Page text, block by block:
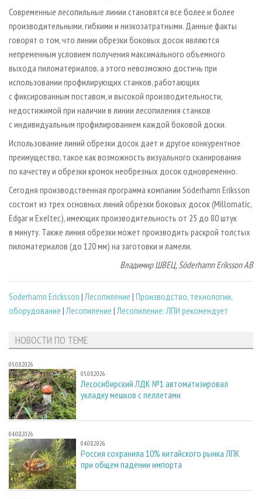
Современные лесопильные линии становятся все более и более
производительными, гибкими и низкозатратными. Данные факты
говорят о том, что линии обрезки боковых досок являются
непременным условием получения максимального объемного
выхода пиломатериалов, а этого невозможно достичь при
использовании профилирующих станков, работающих
с фиксированным поставом, и высокой производительности,
недостижимой при наличии в линии лесопиления станков
с индивидуальным профилированием каждой боковой доски.
Использование линий обрезки досок дает и другое конкурентное
преимущество, такое как возможность визуального сканирования
по качеству и обрезки кромок необрезных досок одновременно.
Сегодня производственная программа компании Söderhamn Eriksson
состоит из трех основных линий обрезки боковых досок (Millomatic,
Edgar и Exeltec), имеющих производительность от 25 до 80 штук
в минуту. Также линия обрезки может производить раскрой толстых
пиломатериалов (до 120 мм) на заготовки и ламели.
Владимир ШВЕЦ, Söderhamn Eriksson AB
Soderhamn Ericksson |Лесопиление | Производство, технологии,
оборудование |Лесопиление |Лесопиление: ЛПИ рекомендует
НОВОСТИ ПО ТЕМЕ
05.08.2026
05.08.2026
Лесосибирский ЛДК №1 автоматизировал
укладку мешков с пеллетами
04.08.2026
04.08.2026
Россия сохранила 10% китайского рынка ЛПК
при общем падении импорта